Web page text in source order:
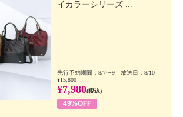
イカラーシリーズ ...
先行予約期間：8/7〜9 放送日：8/10
¥15,800
¥7,980(税込)
49%OFF